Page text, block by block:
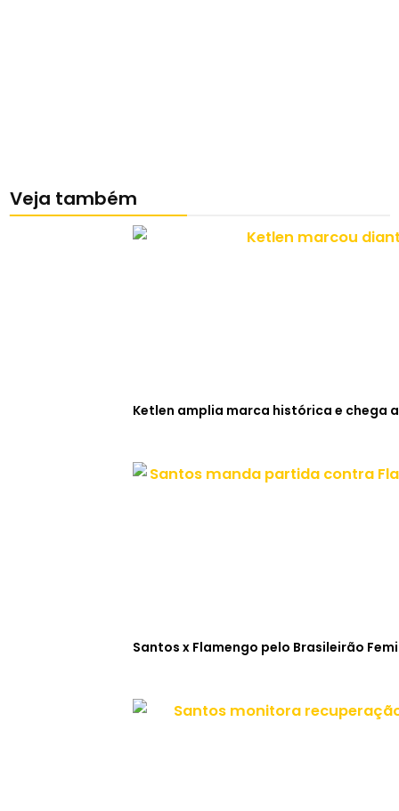
Veja também
Ketlen amplia marca histórica e chega
Santos x Flamengo pelo Brasileirão